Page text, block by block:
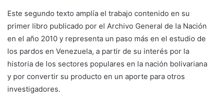
Este segundo texto amplía el trabajo contenido en su
primer libro publicado por el Archivo General de la Nación
en el año 2010 y representa un paso más en el estudio de
los pardos en Venezuela, a partir de su interés por la
historia de los sectores populares en la nación bolivariana
y por convertir su producto en un aporte para otros
investigadores.